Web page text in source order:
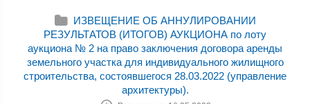
ИЗВЕЩЕНИЕ ОБ АННУЛИРОВАНИИ
РЕЗУЛЬТАТОВ (ИТОГОВ) АУКЦИОНА по лоту
аукциона № 2 на право заключения договора аренды
земельного участка для индивидуального жилищного
строительства, состоявшегося 28.03.2022 (управление
архитектуры).